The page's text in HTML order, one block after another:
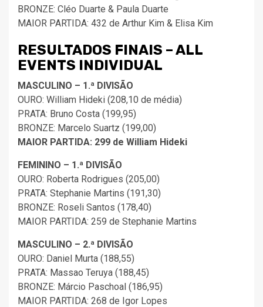
BRONZE: Cléo Duarte & Paula Duarte
MAIOR PARTIDA: 432 de Arthur Kim & Elisa Kim
RESULTADOS FINAIS – ALL
EVENTS INDIVIDUAL
MASCULINO – 1.ª DIVISÃO
OURO: William Hideki (208,10 de média)
PRATA: Bruno Costa (199,95)
BRONZE: Marcelo Suartz (199,00)
MAIOR PARTIDA: 299 de William Hideki
FEMININO – 1.ª DIVISÃO
OURO: Roberta Rodrigues (205,00)
PRATA: Stephanie Martins (191,30)
BRONZE: Roseli Santos (178,40)
MAIOR PARTIDA: 259 de Stephanie Martins
MASCULINO – 2.ª DIVISÃO
OURO: Daniel Murta (188,55)
PRATA: Massao Teruya (188,45)
BRONZE: Márcio Paschoal (186,95)
MAIOR PARTIDA: 268 de Igor Lopes